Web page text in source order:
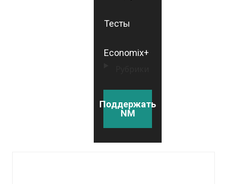
Тесты
Economix+
Поддержать
NM